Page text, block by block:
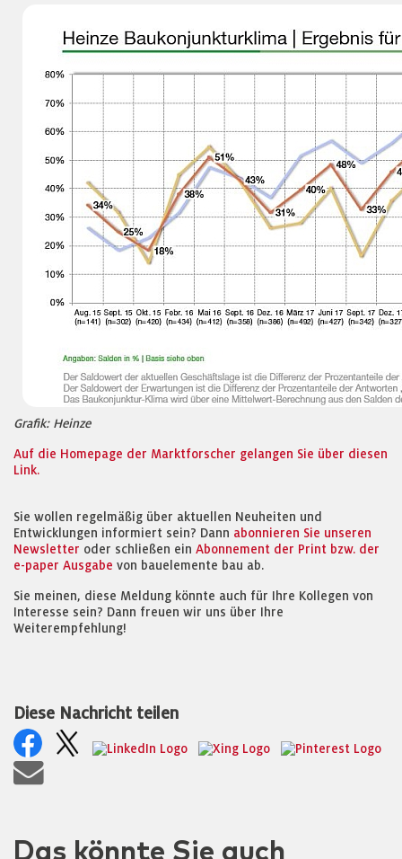
Grafik: Heinze
Auf die Homepage der Marktforscher gelangen Sie über diesen
Link.
Sie wollen regelmäßig über aktuellen Neuheiten und
Entwicklungen informiert sein? Dann abonnieren Sie unseren
Newsletter oder schließen ein Abonnement der Print bzw. der
e-paper Ausgabe von bauelemente bau ab.
Sie meinen, diese Meldung könnte auch für Ihre Kollegen von
Interesse sein? Dann freuen wir uns über Ihre
Weiterempfehlung!
Diese Nachricht teilen
Das könnte Sie auch